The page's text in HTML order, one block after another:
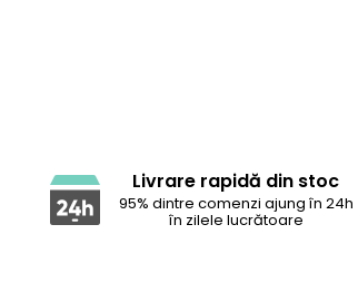
Livrare rapidă din stoc
95% dintre comenzi ajung în 24h
în zilele lucrătoare